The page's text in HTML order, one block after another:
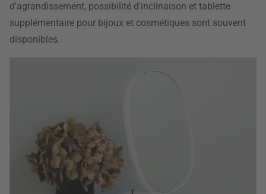
d'agrandissement, possibilité d'inclinaison et tablette
supplémentaire pour bijoux et cosmétiques sont souvent
disponibles.